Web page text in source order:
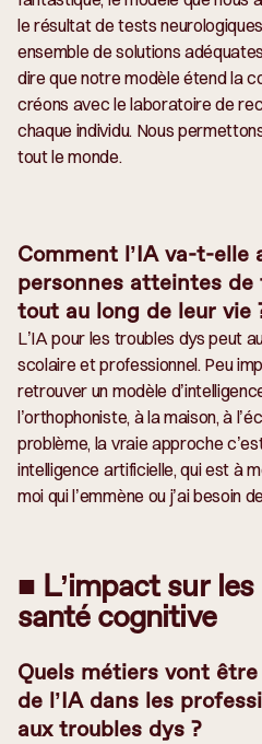
le résultat de tests
ensemble de solutions
dire que notre modèle étend la
créons avec le laboratoire de
chaque individu. Nous
tout le monde.
Comment l’IA va-t-elle
personnes atteintes
tout au long de leur vie
L’IA pour les troubles dys peut
scolaire et professionnel. Peu
retrouver un modèle
l’orthophoniste, à la maison, à
problème, la vraie approche
intelligence artificielle, qui est à
moi qui l’emmène ou j’ai besoin
■ L’impact sur
santé cognitive
Quels métiers vont
de l’IA dans les
aux troubles dys ?